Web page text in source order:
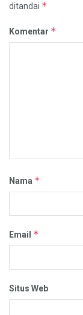
ditandai *
Komentar *
Nama *
Email *
Situs Web